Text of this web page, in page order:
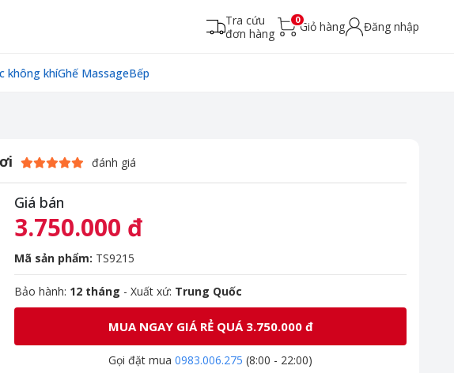
Tra cứu
đơn hàng
0Giỏ hàng Đăng nhập
không khíGhế MassageBếp
đánh giá
Giá bán
3.750.000 đ
Mã sản phẩm: TS9215
Bảo hành: 12 tháng - Xuất xứ: Trung Quốc
MUA NGAY GIÁ RẺ QUÁ 3.750.000 đ
Gọi đặt mua 0983.006.275 (8:00 - 22:00)